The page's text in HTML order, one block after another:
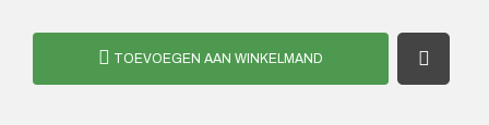
TOEVOEGEN AAN WINKELMAND